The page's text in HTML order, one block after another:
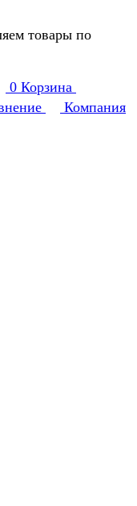
товары по
0 Корзина
Компания